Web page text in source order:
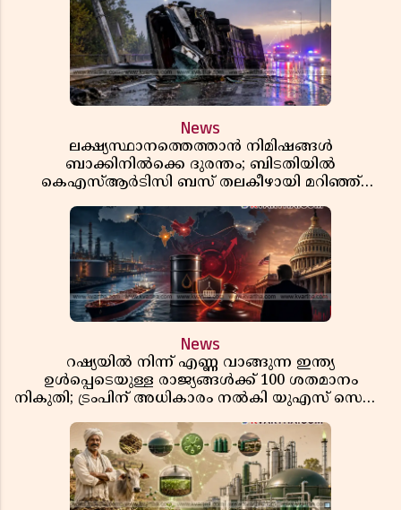
News
ലക്ഷ്യസ്ഥാനത്തെത്താൻ നിമിഷങ്ങൾ
ബാക്കിനിൽക്കെ ദുരന്തം; ബിടതിയിൽ
കെഎസ്ആർടിസി ബസ് തലകീഴായി മറിഞ്ഞ്
News
റഷ്യയിൽ നിന്ന് എണ്ണ വാങ്ങുന്ന ഇന്ത്യ
ഉൾപ്പെടെയുള്ള രാജ്യങ്ങൾക്ക് 100 ശതമാനം
നികുതി; ട്രംപിന് അധികാരം നൽകി യുഎസ് സെനറ്റ്